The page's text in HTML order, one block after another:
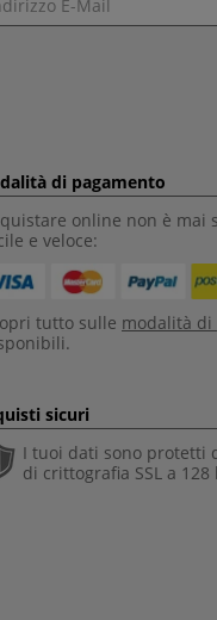
di pagamento
online non è mai
e veloce:
tutto sulle modalità di
sicuri
I tuoi dati sono protetti
di crittografia SSL a 128